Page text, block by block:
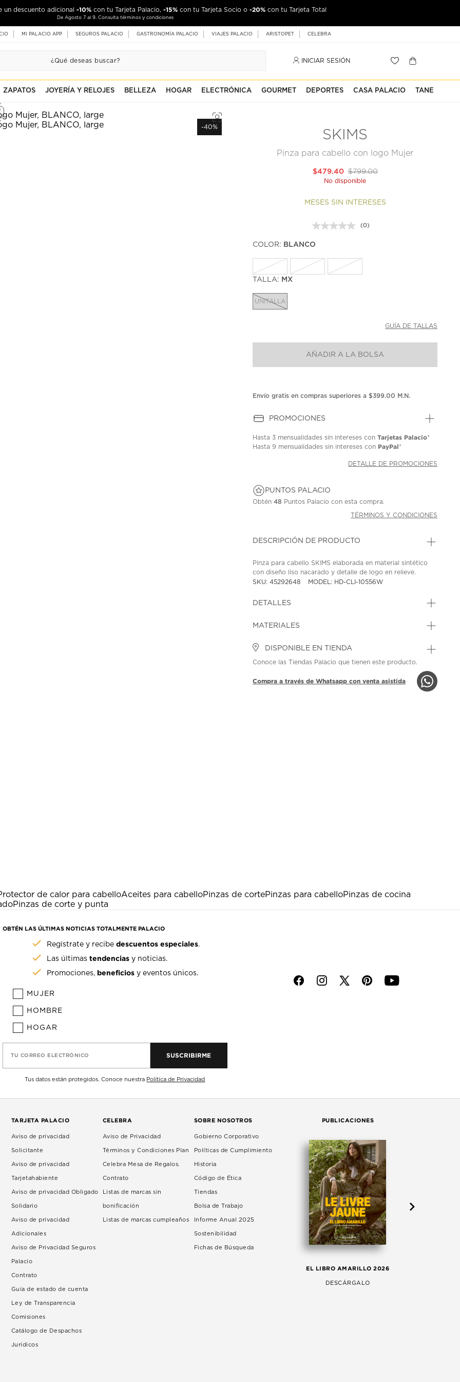
un descuento adicional -10% con tu Tarjeta Palacio, -15% con tu Tarjeta Socio o -20% con tu Tarjeta Total
De Agosto 7 al 9. Consulta términos y condiciones
MI PALACIO APP SEGUROS PALACIO GASTRONOMÍA PALACIO VIAJES PALACIO ARISTOPET CELEBRA
INICIAR SESIÓN
ZAPATOS JOYERÍA Y RELOJES BELLEZA HOGAR ELECTRÓNICA GOURMET DEPORTES CASA PALACIO TANE
-40%
SKIMS
Pinza para cabello con logo Mujer
$799.00
$479.40
No disponible
MESES SIN INTERESES
Sin
(0)
COLOR: BLANCO
TALLA: MX
UNITALLA
GUÍA DE TALLAS
AÑADIR A LA BOLSA
Envío gratis en compras superiores a $399.00 M.N.
PROMOCIONES
Hasta 3 mensualidades sin intereses conTarjetas Palacio*
Hasta9 mensualidades sin intereses con PayPal*
DETALLE DE PROMOCIONES
PUNTOS PALACIO
Obtén48 Puntos Palacio con esta compra.
TÉRMINOS Y CONDICIONES
DESCRIPCIÓN DE PRODUCTO
Pinza para cabello SKIMS elaborada en material sintético
con diseño liso nacarado y detalle de logo en relieve.
SKU: 45292648
MODEL: HD-CLI-10556W
DETALLES
MATERIALES
DISPONIBLE EN TIENDA
Conoce las Tiendas Palacio que tienen este producto.
Compra a través de Whatsapp con venta asistida
de calor para cabelloAceites para cabelloPinzas de cortePinzas para cabelloPinzas de cocina
Pinzas de corte y punta
OBTÉN LAS ÚLTIMAS NOTICIAS TOTALMENTE PALACIO
Regístrate y recibedescuentos especiales.
Las últimastendencias y noticias.
Promociones, beneficios y eventos únicos.
MUJER
HOMBRE
HOGAR
TU CORREO ELECTRÓNICO SUSCRIBIRME
Tus datos están protegidos. Conoce nuestra Política de Privacidad
f i p y
TARJETA PALACIO
Aviso de privacidad
Solicitante
Aviso de privacidad
Tarjetahabiente
Aviso de privacidad Obligado
Solidario
Aviso de privacidad
Adicionales
Aviso de Privacidad Seguros
Palacio
Contrato
Guía de estado de cuenta
Ley de Transparencia
Comisiones
Catálogo de Despachos
Jurídicos
CELEBRA
Aviso de Privacidad
Términos y Condiciones Plan
Celebra Mesa de Regalos.
Contrato
Listas de marcas sin
bonificación
Listas de marcas cumpleaños
SOBRE NOSOTROS
Gobierno Corporativo
Políticas de Cumplimiento
Historia
Código de Ética
Tiendas
Bolsa de Trabajo
Informe Anual 2025
Sostenibilidad
Fichas de Búsqueda
PUBLICACIONES
EL LIBRO AMARILLO 2026
DESCÁRGALO